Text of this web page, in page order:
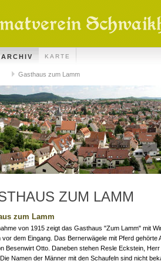
KARTE
Gasthaus zum Lamm
ZUM LAMM
zum Lamm
von 1915 zeigt das Gasthaus "Zum Lamm" mit
vor dem Eingang. Das Bernerwägele mit Pferd gehörte
Besenwirt Otto. Daneben stehen Resle Eckstein,
Namen der Männer mit den Schaufeln sind nicht